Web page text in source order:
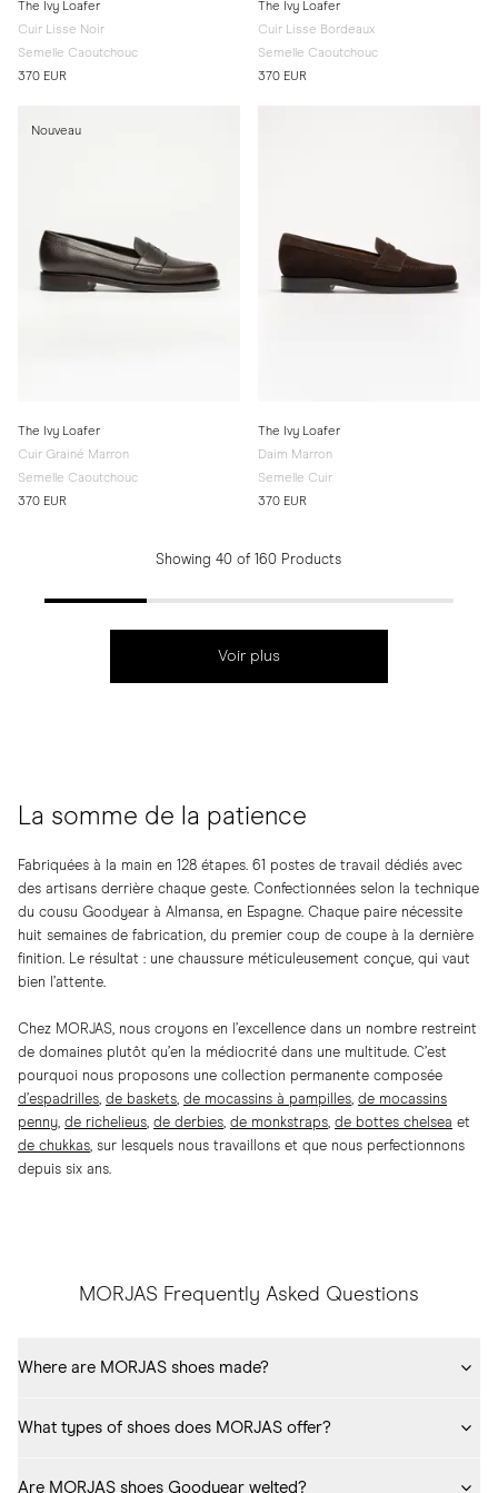
The Ivy Loafer
Cuir Lisse Noir
Semelle Caoutchouc
370 EUR
The Ivy Loafer
Cuir Lisse Bordeaux
Semelle Caoutchouc
370 EUR
Nouveau
The Ivy Loafer
Cuir Grainé Marron
Semelle Caoutchouc
370 EUR
The Ivy Loafer
Daim Marron
Semelle Cuir
370 EUR
Showing 40 of 160 Products
Voir plus
La somme de la patience
Fabriquées à la main en 128 étapes. 61 postes de travail dédiés avec
des artisans derrière chaque geste. Confectionnées selon la technique
du cousu Goodyear à Almansa, en Espagne. Chaque paire nécessite
huit semaines de fabrication, du premier coup de coupe à la dernière
finition. Le résultat : une chaussure méticuleusement conçue, qui vaut
bien l’attente.
Chez MORJAS, nous croyons en l’excellence dans un nombre restreint
de domaines plutôt qu’en la médiocrité dans une multitude. C’est
pourquoi nous proposons une collection permanente composée
d’espadrilles, de baskets, de mocassins à pampilles, de mocassins
penny, de richelieus, de derbies, de monkstraps, de bottes chelsea et
de chukkas, sur lesquels nous travaillons et que nous perfectionnons
depuis six ans.
MORJAS Frequently Asked Questions
Where are MORJAS shoes made?
welted construction and premium European leathers. Moccasin
including The Sneaker 02 The Court Sneaker
What types of shoes does MORJAS offer?
Are MORJAS shoes Goodyear welted?